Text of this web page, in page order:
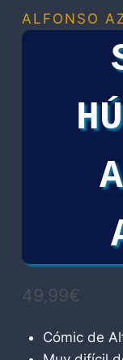
ALFONSO
49,99€
Cómic de